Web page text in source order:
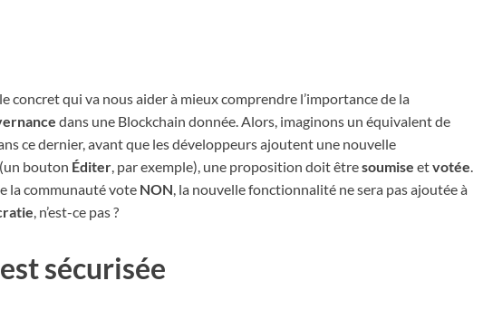
concret qui va nous aider à mieux comprendre l’importance de la
dans une Blockchain donnée. Alors, imaginons un équivalent de
ce dernier, avant que les développeurs ajoutent une nouvelle
bouton Éditer, par exemple), une proposition doit êtresoumise etvotée.
la communauté vote NON, la nouvelle fonctionnalité ne sera pas ajoutée à
, n’est-ce pas ?
sécurisée